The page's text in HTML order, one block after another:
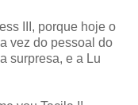
III, porque hoje o
vez do pessoal do
surpresa, e a Lu